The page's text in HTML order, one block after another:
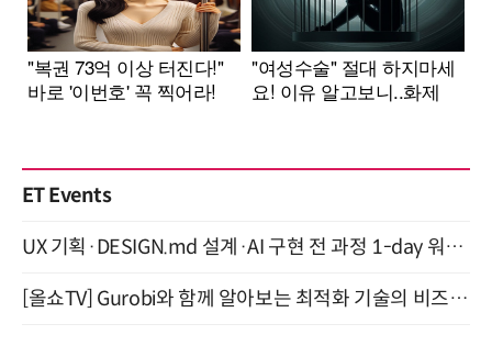
ET Events
UX 기획·DESIGN.md 설계·AI 구현 전 과정 1-day 워크숍 with Claude Code·Codex 9월 15일 개최
[올쇼TV] Gurobi와 함께 알아보는 최적화 기술의 비즈니스 활용 (8월 20일 생방송)